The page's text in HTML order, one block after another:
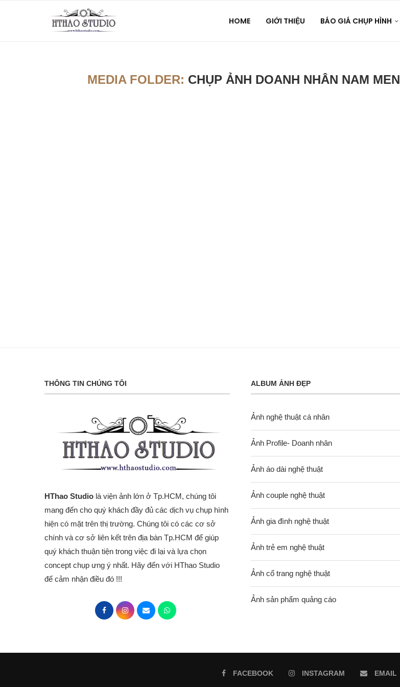
HOME GIỚI THIỆU BÁO GIÁ CHỤP HÌNH
MEDIA FOLDER: CHỤP ẢNH DOANH NHÂN NAM MEN
THÔNG TIN CHÚNG TÔI
HThao Studio là viện ảnh lớn ở Tp.HCM, chúng tôi
mang đến cho quý khách đầy đủ các dịch vụ chụp hình
hiện có mặt trên thị trường. Chúng tôi có các cơ sở
chính và cơ sở liên kết trên địa bàn Tp.HCM để giúp
quý khách thuận tiện trong việc đi lại và lựa chọn
concept chụp ưng ý nhất. Hãy đến với HThao Studio
để cảm nhận điều đó !!!
ALBUM ẢNH ĐẸP
Ảnh nghệ thuật cá nhân
Ảnh Profile- Doanh nhân
Ảnh áo dài nghệ thuật
Ảnh couple nghệ thuật
Ảnh gia đình nghệ thuật
Ảnh trẻ em nghệ thuật
Ảnh cổ trang nghệ thuật
Ảnh sản phẩm quảng cáo
FACEBOOK INSTAGRAM EMAIL